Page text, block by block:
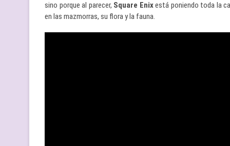
sino porque al parecer, Square Enixestá poniendo toda la
en las mazmorras, su flora y la fauna.